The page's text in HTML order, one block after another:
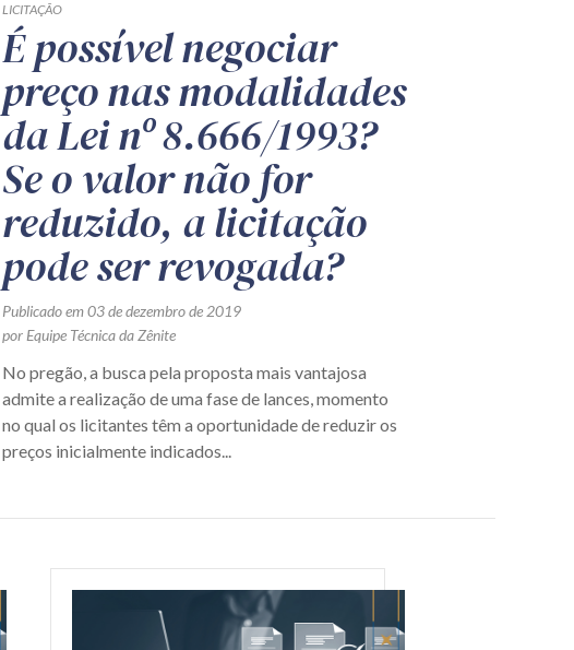
LICITAÇÃO
É possível negociar
preço nas modalidades
da Lei nº 8.666/1993?
Se o valor não for
reduzido, a licitação
pode ser revogada?
Publicado em 03 de dezembro de 2019
por Equipe Técnica da Zênite
No pregão, a busca pela proposta mais vantajosa
admite a realização de uma fase de lances, momento
no qual os licitantes têm a oportunidade de reduzir os
preços inicialmente indicados...